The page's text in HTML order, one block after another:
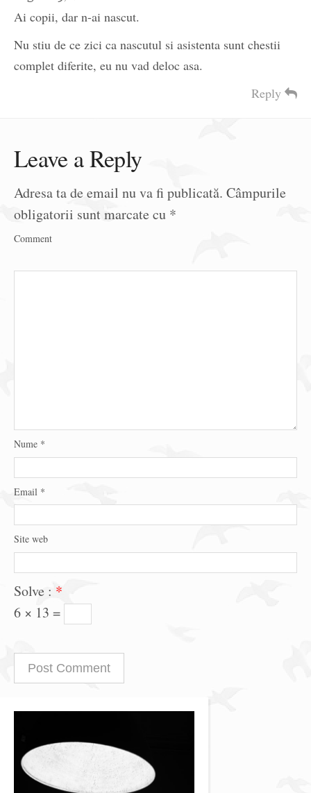
Ai copii, dar n-ai nascut.
Nu stiu de ce zici ca nascutul si asistenta sunt chestii
complet diferite, eu nu vad deloc asa.
Reply
Leave a Reply
Adresa ta de email nu va fi publicată. Câmpurile
obligatorii sunt marcate cu *
Comment
Nume *
Email *
Site web
Solve : *
6 × 13 =